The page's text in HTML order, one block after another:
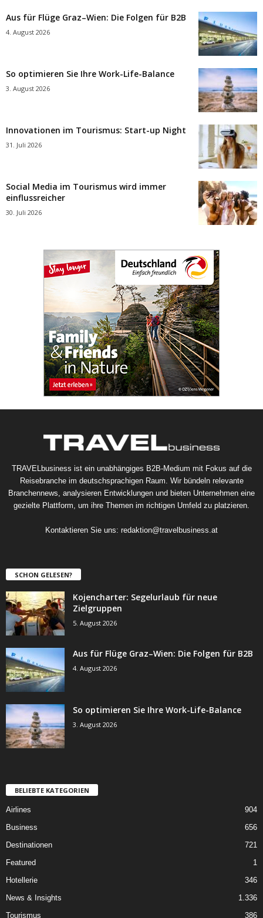
Aus für Flüge Graz–Wien: Die Folgen für B2B
4. August 2026
So optimieren Sie Ihre Work-Life-Balance
3. August 2026
Innovationen im Tourismus: Start-up Night
31. Juli 2026
Social Media im Tourismus wird immer
einflussreicher
30. Juli 2026
TRAVELbusiness ist ein unabhängiges B2B-Medium mit Fokus auf die
Reisebranche im deutschsprachigen Raum. Wir bündeln relevante
Branchennews, analysieren Entwicklungen und bieten Unternehmen eine
gezielte Plattform, um ihre Themen im richtigen Umfeld zu platzieren.
Kontaktieren Sie uns: redaktion@travelbusiness.at
SCHON GELESEN?
Kojencharter: Segelurlaub für neue
Zielgruppen
5. August 2026
Aus für Flüge Graz–Wien: Die Folgen für B2B
4. August 2026
So optimieren Sie Ihre Work-Life-Balance
3. August 2026
BELIEBTE KATEGORIEN
Airlines
904
Business
656
Destinationen
721
Featured
1
Hotellerie
346
News & Insights
1.336
Tourismus
386